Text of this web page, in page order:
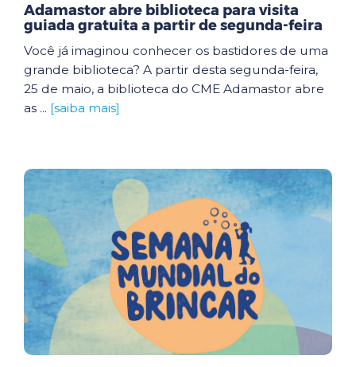
Adamastor abre biblioteca para visita
guiada gratuita a partir de segunda-feira
Você já imaginou conhecer os bastidores de uma
grande biblioteca? A partir desta segunda-feira,
25 de maio, a biblioteca do CME Adamastor abre
as ... [saiba mais]